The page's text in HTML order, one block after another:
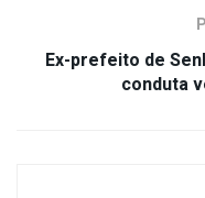
Ex-prefeito de
conduta